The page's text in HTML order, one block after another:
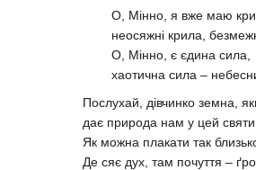
О, Мінно, я вже маю
неосяжні крила,
О, Мінно, є єдина сила,
хаотична сила –
Послухай, дівчинко земна,
дає природа нам у цей
Як можна плакати так
Де сяє дух, там почуття –